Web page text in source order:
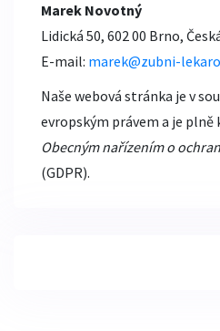
Marek Novotný
Lidická 50, 602 00 Brno,
E-mail: marek@zubni-
Naše webová stránka je v
evropským právem a je
Obecným nařízením o
(GDPR).